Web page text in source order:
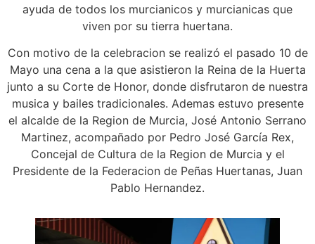
ayuda de todos los murcianicos y murcianicas que
viven por su tierra huertana.
Con motivo de la celebracion se realizó el pasado 10 de
Mayo una cena a la que asistieron la Reina de la Huerta
junto a su Corte de Honor, donde disfrutaron de nuestra
musica y bailes tradicionales. Ademas estuvo presente
el alcalde de la Region de Murcia, José Antonio Serrano
Martinez, acompañado por Pedro José García Rex,
Concejal de Cultura de la Region de Murcia y el
Presidente de la Federacion de Peñas Huertanas, Juan
Pablo Hernandez.